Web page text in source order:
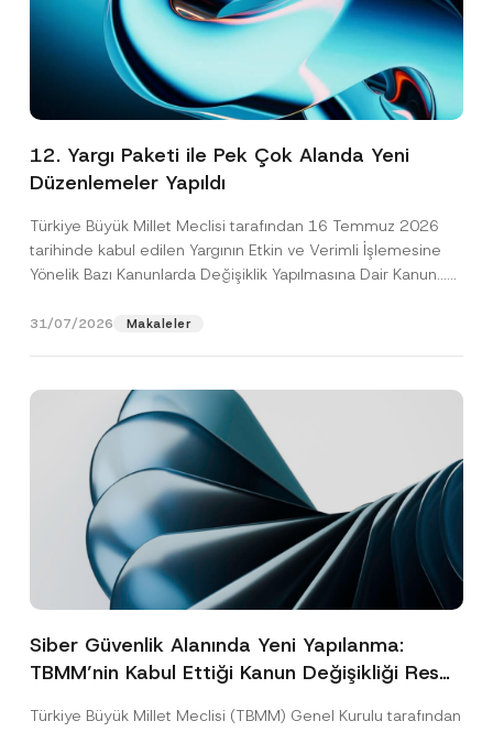
12. Yargı Paketi ile Pek Çok Alanda Yeni
Düzenlemeler Yapıldı
Türkiye Büyük Millet Meclisi tarafından 16 Temmuz 2026
tarihinde kabul edilen Yargının Etkin ve Verimli İşlemesine
Yönelik Bazı Kanunlarda Değişiklik Yapılmasına Dair Kanun...
31/07/2026 Makaleler
Siber Güvenlik Alanında Yeni Yapılanma:
TBMM’nin Kabul Ettiği Kanun Değişikliği Resmî
Türkiye Büyük Millet Meclisi (TBMM) Genel Kurulu tarafından